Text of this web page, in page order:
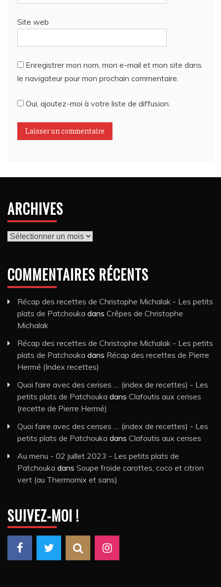
Site web
Enregistrer mon nom, mon e-mail et mon site dans
le navigateur pour mon prochain commentaire.
Oui, ajoutez-moi à votre liste de diffusion.
ARCHIVES
Archives
COMMENTAIRES RÉCENTS
Récap des recettes de Christophe Michalak - Les petits
plats de Patchouka dans Crêpes de Christophe
Michalak
Récap des recettes de Christophe Michalak - Les petits
plats de Patchouka dans Récap des recettes de Pierre
Hermé (Index recettes)
Quoi faire avec des cerises .... (index de recettes) - Les
petits plats de Patchouka dans Clafoutis aux cerises
(recette de Pierre Hermé)
Quoi faire avec des cerises .... (index de recettes) - Les
petits plats de Patchouka dans Clafoutis aux cerises
Au menu - 02 juillet 2023 - Les petits plats de
Patchouka dans Soupe froide carottes, coco et citron
vert (au Thermomix et sans)
SUIVEZ-MOI !